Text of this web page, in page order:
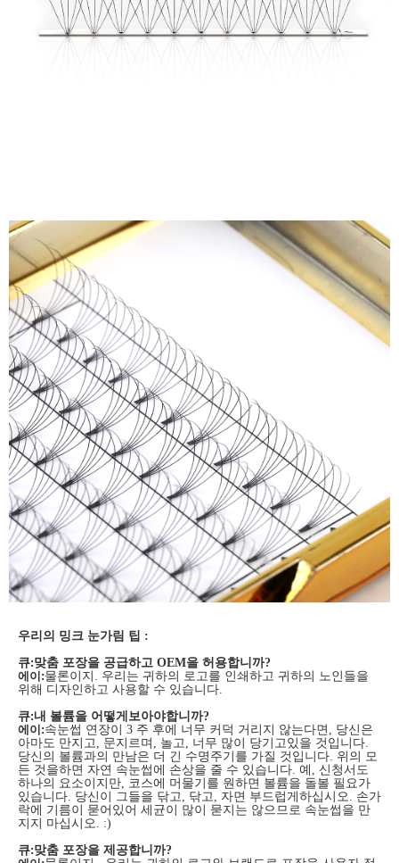
우리의 밍크 눈가림 팁 :
큐:맞춤 포장을 공급하고 OEM을 허용합니까?
에이:물론이지. 우리는 귀하의 로고를 인쇄하고 귀하의 노인들을
위해 디자인하고 사용할 수 있습니다.
큐:내 볼륨을 어떻게보아야합니까?
에이:속눈썹 연장이 3 주 후에 너무 커덕 거리지 않는다면, 당신은
아마도 만지고, 문지르며, 놀고, 너무 많이 당기고있을 것입니다.
당신의 볼륨과의 만남은 더 긴 수명주기를 가질 것입니다. 위의 모
든 것을하면 자연 속눈썹에 손상을 줄 수 있습니다. 예, 신청서도
하나의 요소이지만, 코스에 머물기를 원하면 볼륨을 돌볼 필요가
있습니다. 당신이 그들을 닦고, 닦고, 자면 부드럽게하십시오. 손가
락에 기름이 묻어있어 세균이 많이 묻지는 않으므로 속눈썹을 만
지지 마십시오. :)
큐:맞춤 포장을 제공합니까?